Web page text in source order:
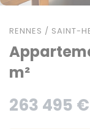
RENNES / SAINT-
m²
263 495